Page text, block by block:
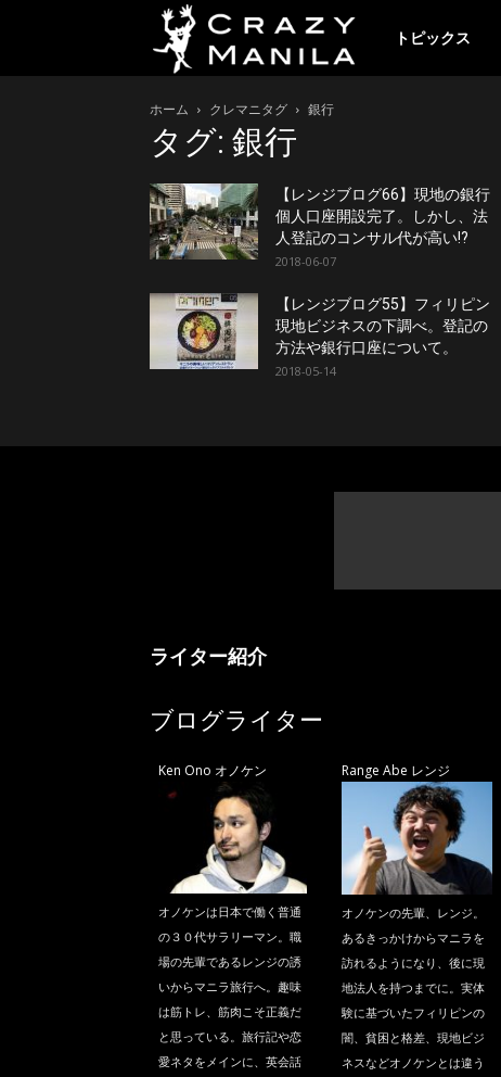
イ
ー
ニ
トピックス
ホーム クレマニタグ 銀行
タグ: 銀行
【レンジブログ66】現地の銀行
個人口座開設完了。しかし、法
人登記のコンサル代が高い!?
2018-06-07
【レンジブログ55】フィリピン
現地ビジネスの下調べ。登記の
方法や銀行口座について。
2018-05-14
ライター紹介
ブログライター
Ken Ono オノケン
オノケンは日本で働く普通
の３０代サラリーマン。職
場の先輩であるレンジの誘
いからマニラ旅行へ。趣味
は筋トレ、筋肉こそ正義だ
と思っている。旅行記や恋
愛ネタをメインに、英会話
Range Abe レンジ
オノケンの先輩、レンジ。
あるきっかけからマニラを
訪れるようになり、後に現
地法人を持つまでに。実体
験に基づいたフィリピンの
闇、貧困と格差、現地ビジ
ネスなどオノケンとは違う